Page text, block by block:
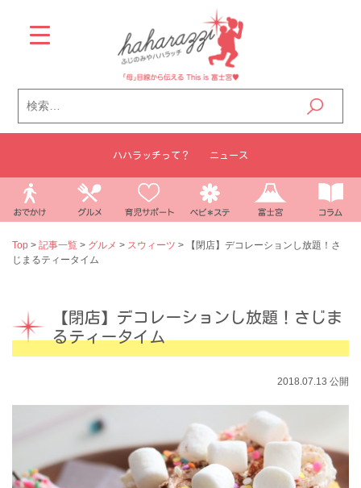
content
ハハラッチって？ ニュース
索:
Top > 記事一覧 > グルメ > スウィーツ >
【閉店】デコレーションし放題！さ
じまるティータイム
【閉店】デコレーションし放題！さじま
るティータイム
2018.07.13 公開